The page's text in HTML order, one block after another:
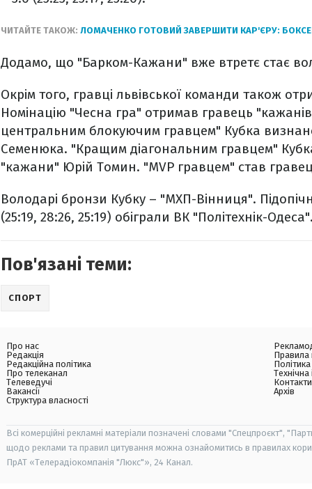
ЧИТАЙТЕ ТАКОЖ: ЛОМАЧЕНКО ГОТОВИЙ ЗАВЕРШИТИ КАР'ЄРУ:
Додамо, що "Барком-Кажани" вже втретє стає
Окрім того, гравці львівської команди також
Номінацію "Чесна гра" отримав гравець
центральним блокуючим гравцем" Кубка
Семенюка. "Кращим діагональним гравцем"
"кажани" Юрій Томин. "МVP гравцем" став
Володарі бронзи Кубку – "МХП-Вінниця".
(25:19, 28:26, 25:19) обіграли ВК "Політехнік-Одеса".
Пов'язані теми:
СПОРТ
Про нас
Редакція
Редакційна політика
Про телеканал
Телеведучі
Вакансії
Структура власності
Правила
Контакти
Архів
Всі комерційні рекламні матеріали позначені словами "Спецпроєкт",
щодо реклами та правил цитування можна ознайомитись в правилах
ПрАТ «Телерадіокомпанія "Люкс"», 24 Канал.